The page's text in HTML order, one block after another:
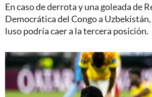
En caso de derrota y una goleada de
Democrática del Congo a
luso podría caer a la tercera posición.